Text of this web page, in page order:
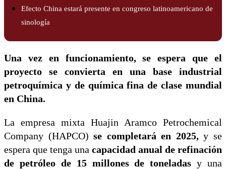
Efecto China estará presente en congreso latinoamericano de
sinología
Una vez en funcionamiento, se espera que el
proyecto se convierta en una base industrial
petroquímica y de química fina de clase mundial
en China.
La empresa mixta Huajin Aramco Petrochemical
Company (HAPCO)se completará en 2025,y se
espera que tenga una capacidad anual de refinación
de petróleo de 15 millones de toneladas y una